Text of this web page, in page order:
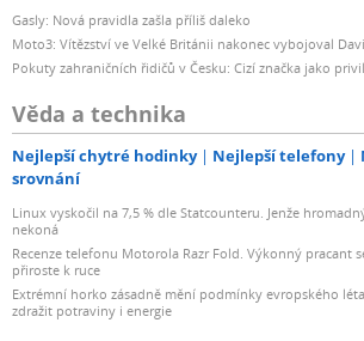
Gasly: Nová pravidla zašla příliš daleko
Moto3: Vítězství ve Velké Británii nakonec vybojoval
Pokuty zahraničních řidičů v Česku: Cizí značka jako
Věda a technika
Nejlepší chytré hodinky Nejlepší telefony
srovnání
Linux vyskočil na 7,5 % dle Statcounteru. Jenže
nekoná
Recenze telefonu Motorola Razr Fold. Výkonný pracant
přiroste k ruce
Extrémní horko zásadně mění podmínky evropského
zdražit potraviny i energie